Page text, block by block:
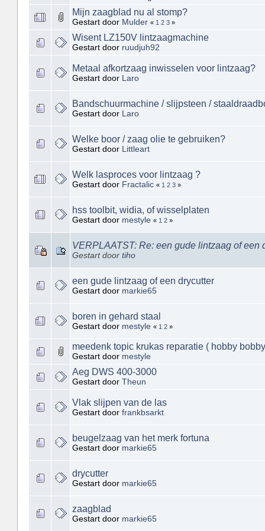
Mijn zaagblad nu al stomp?
Gestart door Mulder « 1 2 3 »
Wisent LZ150V lintzaagmachine
Gestart door ruudjuh92
Metaal afkortzaag inwisselen voor lintzaag?
Gestart door Laro
Bandschuurmachine / slijpsteen /
Gestart door Laro
Welke boor / zaag olie te gebruiken?
Gestart door Littleart
Welk lasproces voor lintzaag ?
Gestart door Fractalic « 1 2 3 »
hss toolbit, widia, of wisselplaten
Gestart door mestyle « 1 2 »
VERPLAATST: Re: een gude lintzaag of een
Gestart door tiho
een gude lintzaag of een drycutter
Gestart door markie65
boren in gehard staal
Gestart door mestyle « 1 2 »
meedenk topic krukas reparatie ( hobby
Gestart door mestyle
Aeg DWS 400-3000
Gestart door Theun
Vlak slijpen van de las
Gestart door frankbsarkt
beugelzaag van het merk fortuna
Gestart door markie65
drycutter
Gestart door markie65
zaagblad
Gestart door markie65